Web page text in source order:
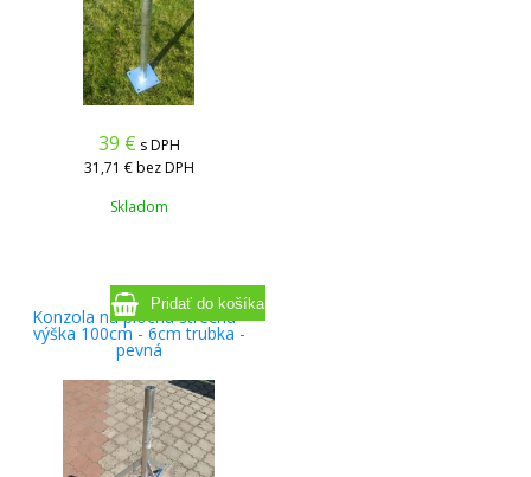
39 € s DPH
31,71 € bez DPH
Skladom
Konzola na plochú strechu -
výška 100cm - 6cm trubka -
pevná